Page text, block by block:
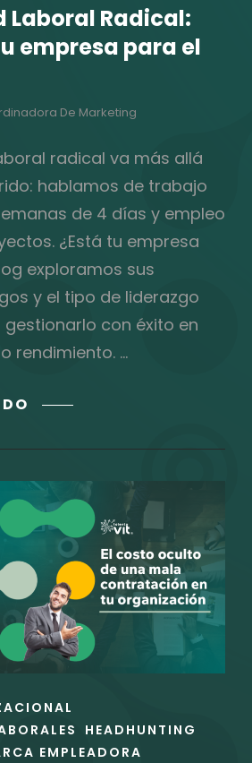
Laboral Radical:
empresa para el
De Marketing
radical va más allá
hablamos de trabajo
de 4 días y empleo
¿Está tu empresa
exploramos sus
y el tipo de liderazgo
con éxito en
rendimiento. …
FLEXIBILIDAD
RADICAL:
TU
EMPRESA
PARA
EL
FUTURO
HEADHUNTING
EMPLEADORA